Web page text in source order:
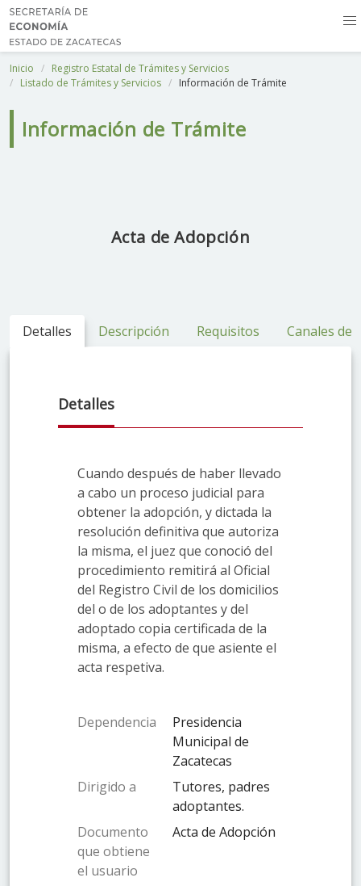
Inicio
Registro Estatal de Trámites y Servicios
Listado de Trámites y Servicios
Información de Trámite
Información de Trámite
Acta de Adopción
Detalles Descripción Requisitos Canales de
Detalles
Cuando después de haber llevado
a cabo un proceso judicial para
obtener la adopción, y dictada la
resolución definitiva que autoriza
la misma, el juez que conoció del
procedimiento remitirá al Oficial
del Registro Civil de los domicilios
del o de los adoptantes y del
adoptado copia certificada de la
misma, a efecto de que asiente el
acta respetiva.
Dependencia
Presidencia
Municipal de
Zacatecas
Dirigido a
Tutores, padres
adoptantes.
Documento
que obtiene
el usuario
Acta de Adopción